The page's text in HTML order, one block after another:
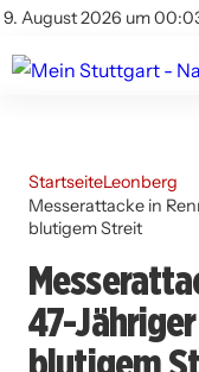
9. August 2026 um
Impressum
Branchenbuch
Werbung
StartseiteLeonberg
Messerattacke in
blutigem Streit
47-